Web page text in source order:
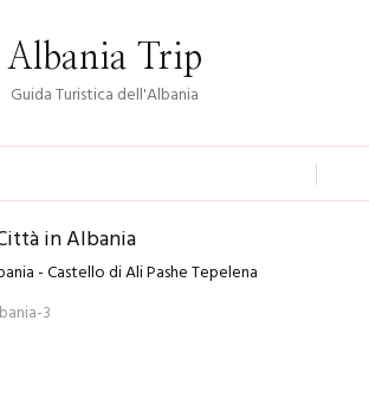
Albania Trip
Guida Turistica dell'Albania
in Albania
- Castello di Ali Pashe Tepelena
3